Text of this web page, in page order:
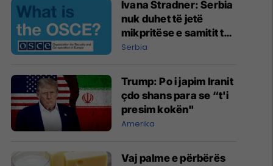
Ivana Stradner: Serbia
nuk duhet të jetë
mikpritëse e samitit të
ardhshëm të OSBE-së
Serbia
Trump: Po i japim Iranit
çdo shans para se “t'i
presim kokën"
Amerika
Vaj palme e përbërës